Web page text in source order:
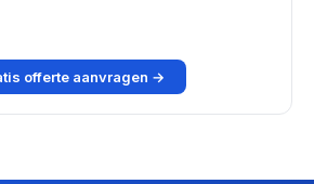
offerte aanvragen →